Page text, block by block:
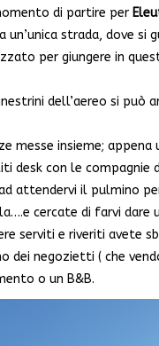
di partire per
strada, dove
per giungere in
dell’aereo si può
messe insieme;
desk con le
attendervi il pulmino
cercate di farvi dare
serviti e riveriti avete
dei negozietti ( che
o un B&B.